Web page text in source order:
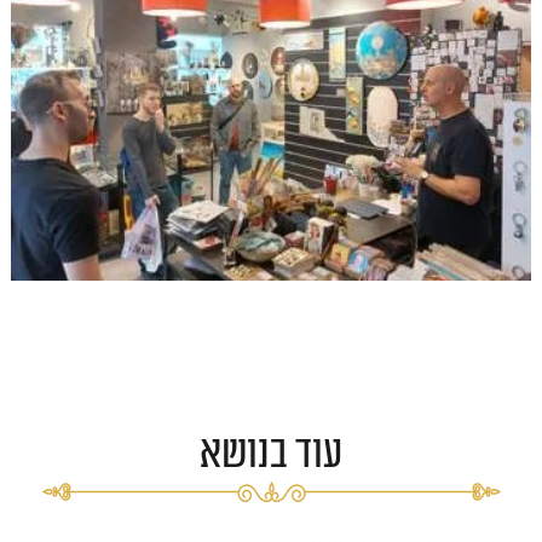
עוד בנושא